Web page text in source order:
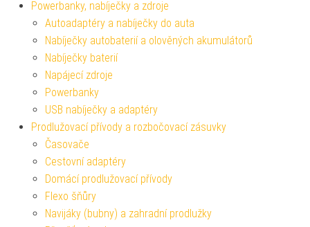
Powerbanky, nabíječky a zdroje
Autoadaptéry a nabíječky do auta
Nabíječky autobaterií a olověných akumulátorů
Nabíječky baterií
Napájecí zdroje
Powerbanky
USB nabíječky a adaptéry
Prodlužovací přívody a rozbočovací zásuvky
Časovače
Cestovní adaptéry
Domácí prodlužovací přívody
Flexo šňůry
Navijáky (bubny) a zahradní prodlužky